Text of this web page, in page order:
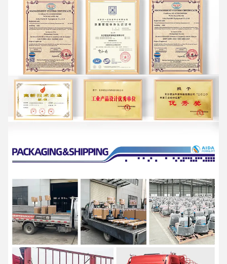
एआईडीए एक उच्च तकनीक उद्यम है जो पेशेवर सामग्री के समाधान प्रदाता के रूप में
अनुसंधान एवं विकास, उत्पादन और सेवा को एकीकृत करता है।
सभी परिदृश्यों के लिए हैंडलिंग उपकरण और लचीली इंट्रालॉजिस्टिक्स प्रणाली।
स्टैकर और रिच स्टैकर और अन्य सामग्री हैंडलिंग उपकरण. व्यापक रूप से रसद और
भंडारण, खुदरा में प्रयोग किया जाता है
और थोक, चिकित्सा, खाद्य, रासायनिक, इलेक्ट्रॉनिक्स, मशीनरी, ऑटोमोबाइल और
एआईडीए ने एक सख्त गुणवत्ता आश्वासन प्रणाली स्थापित की है
औरISO9001,ISO14001,SGS,और CE प्रमाणन पारित किया है.
यह 40 से अधिक राष्ट्रीय पेटेंटों के साथ एक राष्ट्रीय उच्च तकनीक उद्यम है जिसे "देश
में छोटे विशाल उद्यम" के रूप में दर्जा दिया गया है।
हुनान प्रांत", "उन्नत विनिर्माण और आधुनिक सेवा के एकीकरण के लिए पायलट उद्यमों
का पहला बैच
हुनान प्रांत में उद्योगों","चांगशा शहर में बुद्धिमान विनिर्माण का प्रदर्शन उद्यम"," हुनान
उद्यम
प्रौद्योगिकी केंद्र".